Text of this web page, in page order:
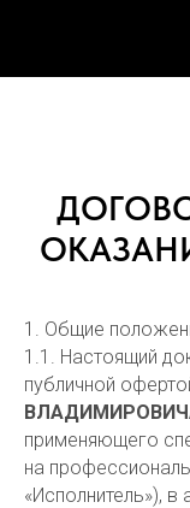
1. Общие
1.1. Настоящий
публичной
применяющего
на
«Исполнитель»),